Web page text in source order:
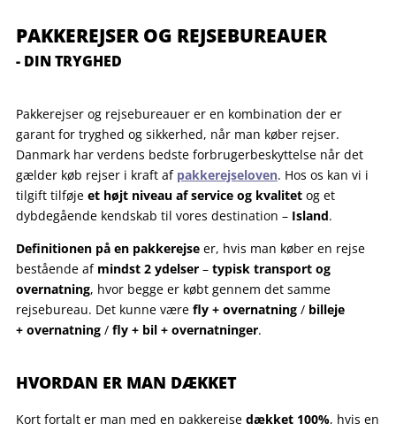
PAKKEREJSER OG REJSEBUREAUER
- DIN TRYGHED
Pakkerejser og rejsebureauer er en kombination der er
garant for tryghed og sikkerhed, når man køber rejser.
Danmark har verdens bedste forbrugerbeskyttelse når det
gælder køb rejser i kraft af pakkerejseloven. Hos os kan vi i
tilgift tilføje et højt niveau af service og kvalitetog et
dybdegående kendskab til vores destination – Island.
Definitionen på en pakkerejseer, hvis man køber en rejse
bestående af mindst 2 ydelser– typisk transport og
overnatning, hvor begge er købt gennem det samme
rejsebureau. Det kunne være fly + overnatning/ billeje
+ overnatning/ fly + bil + overnatninger.
HVORDAN ER MAN DÆKKET
Kort fortalt er man med en pakkerejse dækket 100%, hvis en